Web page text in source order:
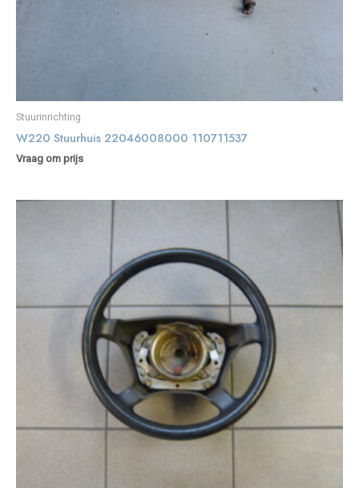
Stuurinrichting
W220 Stuurhuis 22046008000 110711537
Vraag om prijs